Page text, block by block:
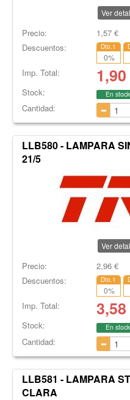
Ver
Precio: 1,57€
Descuentos:
Dto.1
0%
Imp. Total: 1,90
Stock: En stock
Cantidad:
LLB580 - LAMPARA
21/5
Ver
Precio: 2,96€
Descuentos:
Dto.1
0%
Imp. Total: 3,58
Stock: En stock
Cantidad:
LLB581 - LAMPARA
CLARA